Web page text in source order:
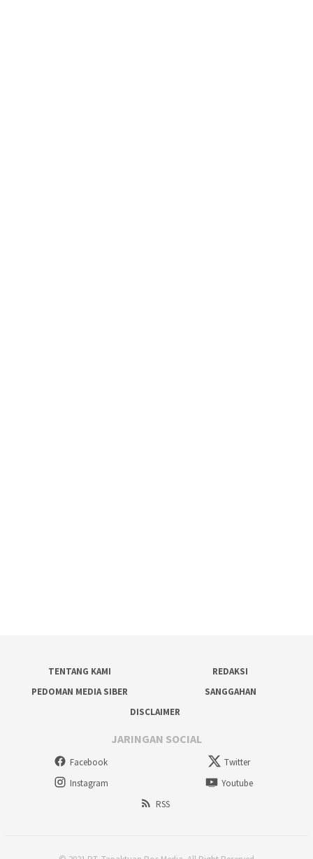
TENTANG KAMI
REDAKSI
PEDOMAN MEDIA SIBER
SANGGAHAN
DISCLAIMER
JARINGAN SOCIAL
Facebook
Twitter
Instagram
Youtube
RSS